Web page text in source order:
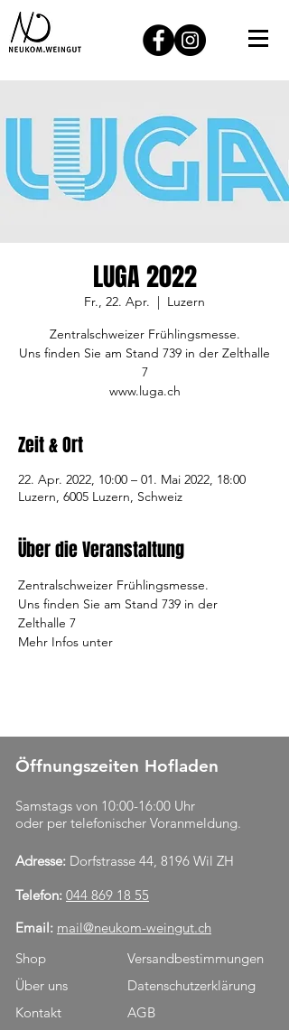
LUGA 2022
Fr., 22. Apr.
  |
Luzern
Zentralschweizer Frühlingsmesse.
Uns finden Sie am Stand 739 in der Zelthalle
7
www.luga.ch
Zeit & Ort
22. Apr. 2022, 10:00 – 01. Mai 2022, 18:00
Luzern, 6005 Luzern, Schweiz
Über die Veranstaltung
Zentralschweizer Frühlingsmesse.
Uns finden Sie am Stand 739 in der
Zelthalle 7
Mehr Infos unter
Öffnungszeiten Hofladen
Samstags von 10:00-16:00 Uhr
oder per telefonischer Voranmeldung.
Adresse: Dorfstrasse 44, 8196 Wil ZH
Telefon: 044 869 18 55
Email: mail@neukom-weingut.ch
Versandbestimmungen
Datenschutzerklärung
AGB
Shop
Über uns
Kontakt